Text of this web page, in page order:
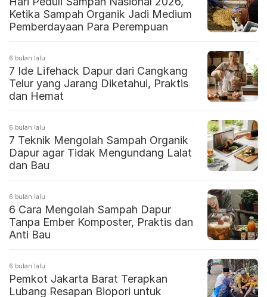
Ketika Sampah Organik Jadi Medium
Pemberdayaan Para Perempuan
6 bulan lalu
7 Ide Lifehack Dapur dari Cangkang
Telur yang Jarang Diketahui, Praktis
dan Hemat
6 bulan lalu
7 Teknik Mengolah Sampah Organik
Dapur agar Tidak Mengundang Lalat
dan Bau
6 bulan lalu
6 Cara Mengolah Sampah Dapur
Tanpa Ember Komposter, Praktis dan
Anti Bau
6 bulan lalu
Pemkot Jakarta Barat Terapkan
Lubang Resapan Biopori untuk